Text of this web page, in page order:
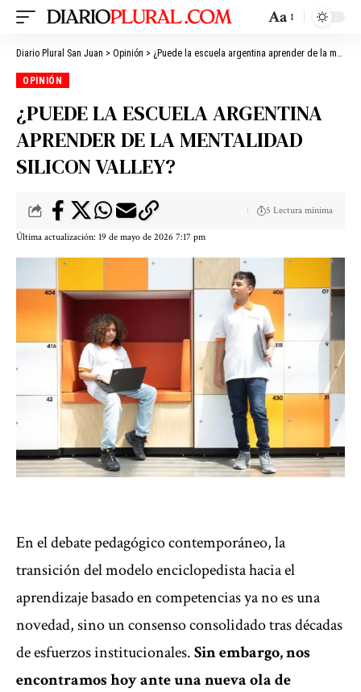
Aa
Diario Plural San Juan > Opinión > ¿Puede la escuela argentina aprender de la mentalidad Silicon Valley?
OPINIÓN
¿PUEDE LA ESCUELA ARGENTINA
APRENDER DE LA MENTALIDAD
SILICON VALLEY?
Última actualización: 19 de mayo de 2026 7:17 pm
5 Lectura mínima
En el debate pedagógico contemporáneo, la
transición del modelo enciclopedista hacia el
aprendizaje basado en competencias ya no es una
novedad, sino un consenso consolidado tras décadas
de esfuerzos institucionales.Sin embargo, nos
encontramos hoy ante una nueva ola de